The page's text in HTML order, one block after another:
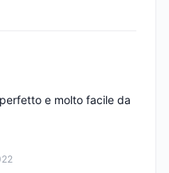
e molto facile da